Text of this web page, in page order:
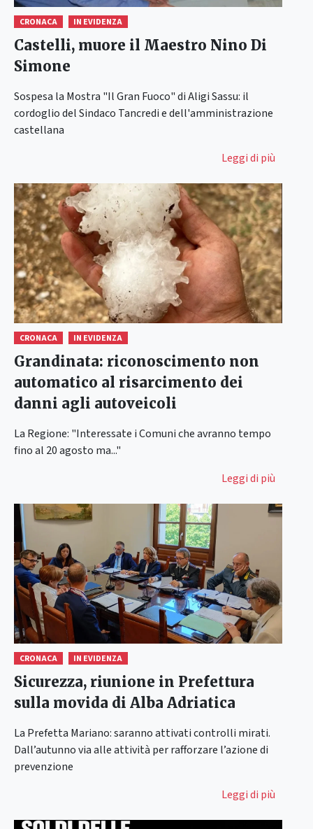
CRONACA IN EVIDENZA
Castelli, muore il Maestro Nino Di
Simone
Sospesa la Mostra "Il Gran Fuoco" di Aligi Sassu: il
cordoglio del Sindaco Tancredi e dell'amministrazione
castellana
Leggi di più
CRONACA IN EVIDENZA
Grandinata: riconoscimento non
automatico al risarcimento dei
danni agli autoveicoli
La Regione: "Interessate i Comuni che avranno tempo
fino al 20 agosto ma..."
Leggi di più
CRONACA IN EVIDENZA
Sicurezza, riunione in Prefettura
sulla movida di Alba Adriatica
La Prefetta Mariano: saranno attivati controlli mirati.
Dall’autunno via alle attività per rafforzare l’azione di
prevenzione
Leggi di più